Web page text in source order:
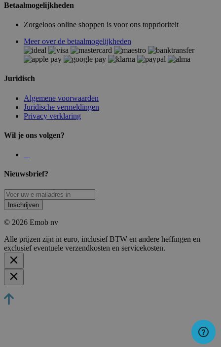
Betaalmogelijkheden
Zorgeloos online shoppen is voor ons topprioriteit
Meer over de betaalmogelijkheden
Juridisch
Algemene voorwaarden
Juridische vermeldingen
Privacy verklaring
Wil je ons volgen?
Nieuwsbrief?
Inschrijven
© 2026 Emob nv
Alle prijzen zijn in euro, inclusief BTW en andere heffingen en
exclusief eventuele verzendkosten en servicekosten.